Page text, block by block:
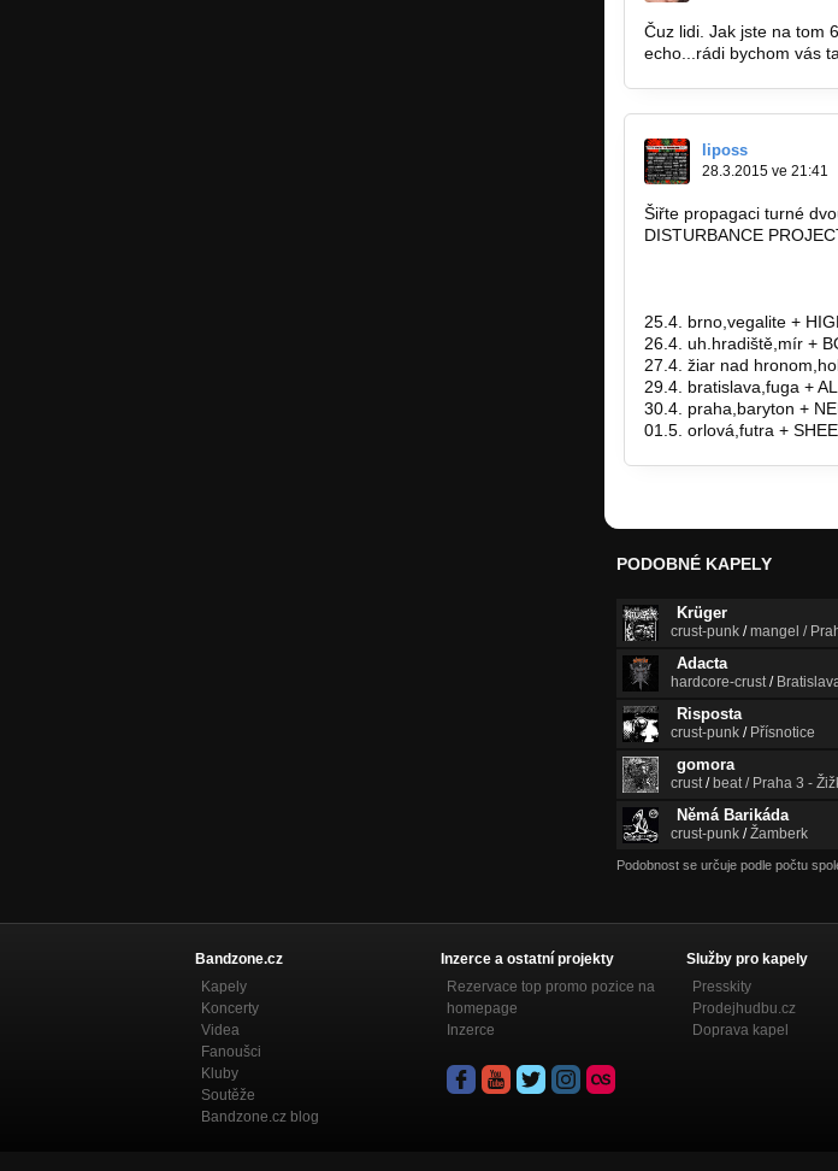
Čuz lidi. Jak jste na tom
echo...rádi bychom vás
liposs
28.3.2015 ve 21:41
Šiřte propagaci turné
DISTURBANCE
25.4. brno,vegalite +
26.4. uh.hradiště,mír +
27.4. žiar nad
29.4. bratislava,fuga +
30.4. praha,baryton +
01.5. orlová,futra +
PODOBNÉ KAPELY
Krüger
crust-punk /mangel /
Adacta
hardcore-crust/
Risposta
crust-punk / Přísnotice
gomora
crust/ beat / Praha 3 -
Němá Barikáda
crust-punk /Žamberk
Podobnost se určuje podle počtu
Bandzone.cz
Kapely
Koncerty
Videa
Fanoušci
Kluby
Soutěže
Bandzone.cz blog
Inzerce a ostatní projekty
Rezervace top promo pozice na
homepage
Inzerce
Služby pro kapely
Presskity
Prodejhudbu.cz
Doprava kapel